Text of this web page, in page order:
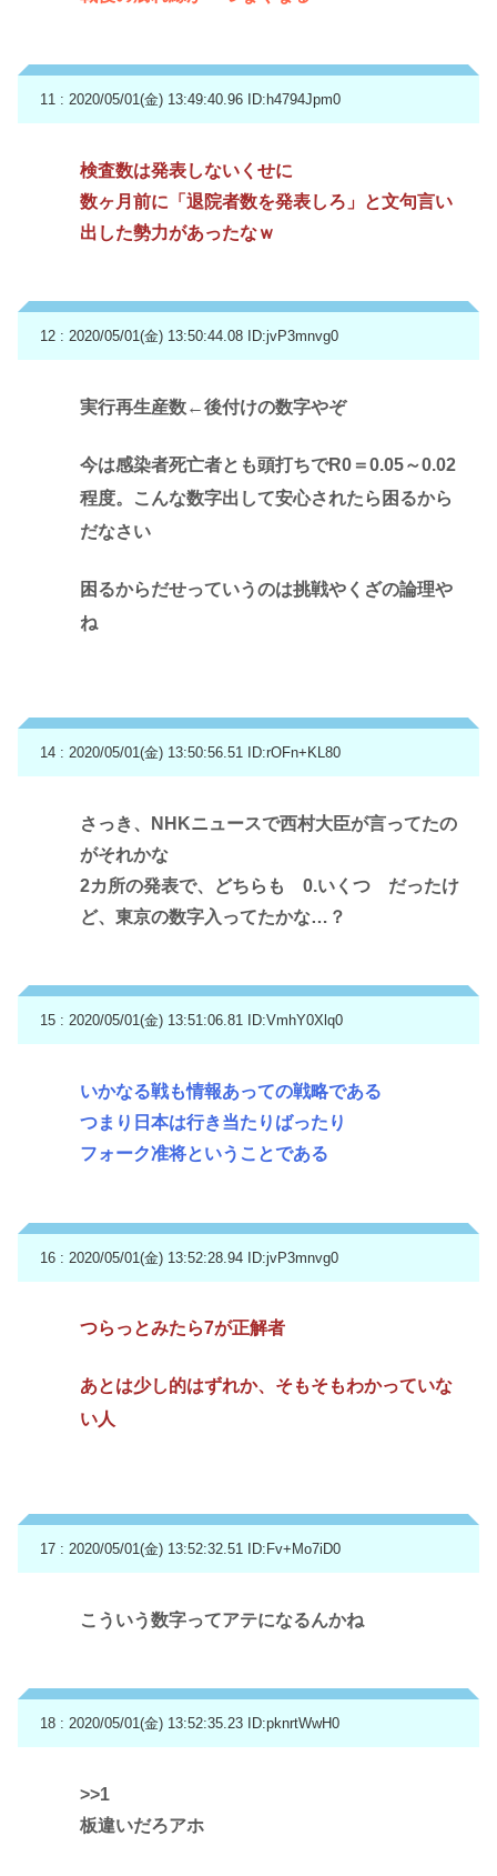
11 : 2020/05/01(金) 13:49:40.96 ID:h4794Jpm0
検査数は発表しないくせに
数ヶ月前に「退院者数を発表しろ」と文句言い
出した勢力があったなｗ
12 : 2020/05/01(金) 13:50:44.08 ID:jvP3mnvg0
実行再生産数←後付けの数字やぞ
今は感染者死亡者とも頭打ちでR0＝0.05～0.02
程度。こんな数字出して安心されたら困るから
だなさい
困るからだせっていうのは挑戦やくざの論理や
ね
14 : 2020/05/01(金) 13:50:56.51 ID:rOFn+KL80
さっき、NHKニュースで西村大臣が言ってたの
がそれかな
2カ所の発表で、どちらも 0.いくつ だったけ
ど、東京の数字入ってたかな…？
15 : 2020/05/01(金) 13:51:06.81 ID:VmhY0Xlq0
いかなる戦も情報あっての戦略である
つまり日本は行き当たりばったり
フォーク准将ということである
16 : 2020/05/01(金) 13:52:28.94 ID:jvP3mnvg0
つらっとみたら7が正解者
あとは少し的はずれか、そもそもわかっていな
い人
17 : 2020/05/01(金) 13:52:32.51 ID:Fv+Mo7iD0
こういう数字ってアテになるんかね
18 : 2020/05/01(金) 13:52:35.23 ID:pknrtWwH0
>>1
板違いだろアホ